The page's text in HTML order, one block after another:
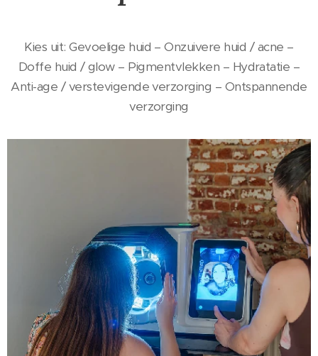
Kies uit: Gevoelige huid – Onzuivere huid / acne –
Doffe huid / glow – Pigmentvlekken – Hydratatie –
Anti-age / verstevigende verzorging – Ontspannende
verzorging